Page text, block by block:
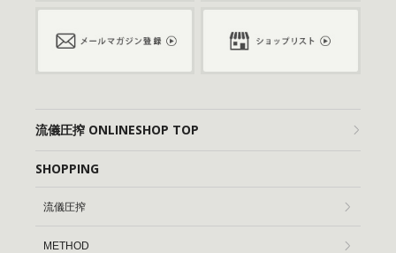
流儀圧搾 ONLINESHOP TOP
SHOPPING
流儀圧搾
METHOD